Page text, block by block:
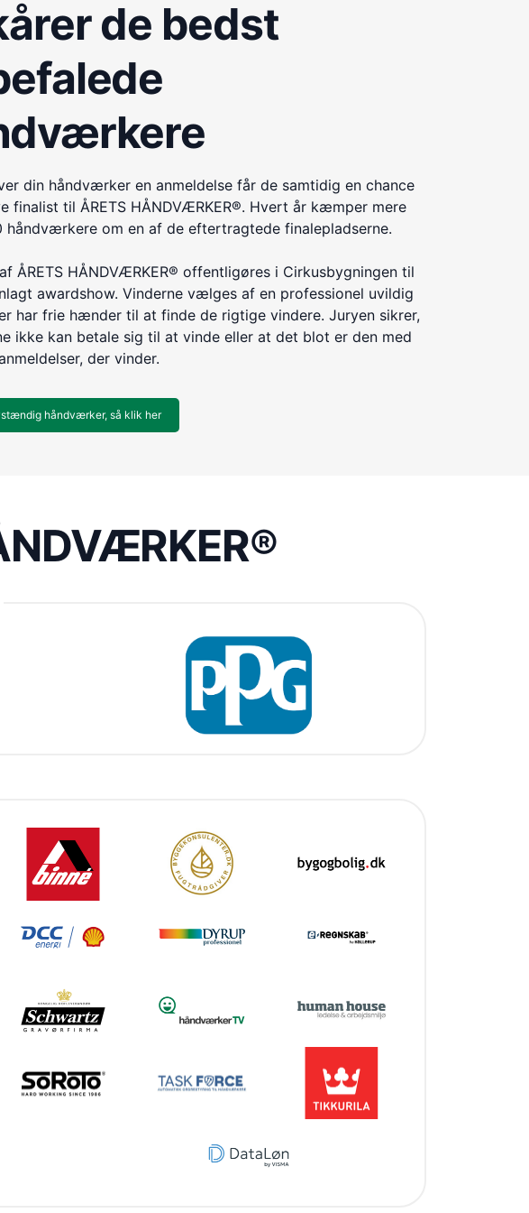
de bedst
din håndværker en anmeldelse får de samtidig en chance
finalist til ÅRETS HÅNDVÆRKER®. Hvert år kæmper mere
håndværkere om en af de eftertragtede finalepladserne.
ÅRETS HÅNDVÆRKER® offentligøres i Cirkusbygningen til
awardshow. Vinderne vælges af en professionel uvildig
har frie hænder til at finde de rigtige vindere. Juryen sikrer,
ikke kan betale sig til at vinde eller at det blot er den med
der vinder.
håndværker, så klik her